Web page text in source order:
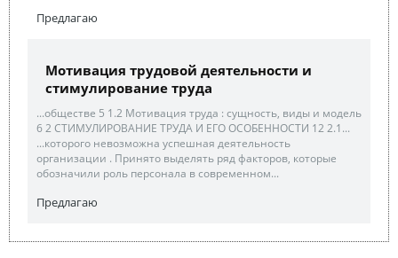
Предлагаю
Мотивация трудовой деятельности и
стимулирование труда
...обществе 5 1.2 Мотивация труда : сущность, виды и модель
6 2 СТИМУЛИРОВАНИЕ ТРУДА И ЕГО ОСОБЕННОСТИ 12 2.1...
...которого невозможна успешная деятельность
организации . Принято выделять ряд факторов, которые
обозначили роль персонала в современном...
Предлагаю